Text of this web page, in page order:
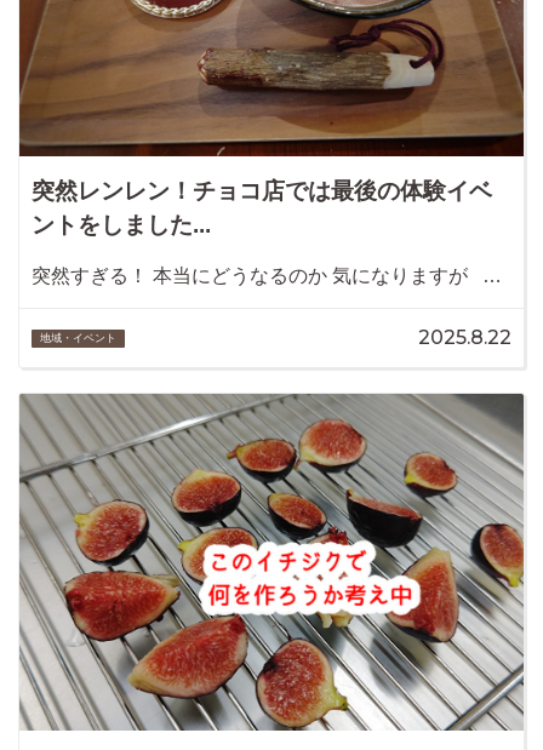
突然レンレン！チョコ店では最後の体験イベ
ントをしました...
突然すぎる！ 本当にどうなるのか 気になりますが …
地域・イベント 2025.8.22